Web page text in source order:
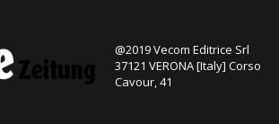
@2019 Vecom Editrice Srl
37121 VERONA [Italy] Corso
Cavour, 41